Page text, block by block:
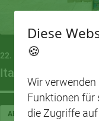
22. MAI 2026
Italienischer
ABSTATT
Diese
🍪
Wir
Funktionen für
die Zugriffe